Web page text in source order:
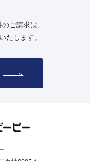
ご請求は、
たします。